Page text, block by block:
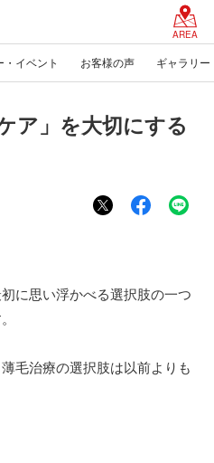
AREA
・イベント お客様の声 ギャラリー
ア」を大切にする
に思い浮かべる選択肢の一つ
毛治療の選択肢は以前よりも